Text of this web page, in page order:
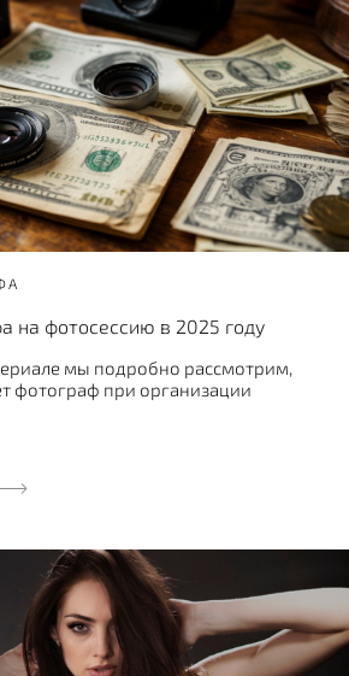
на фотосессию в 2025 году
мы подробно рассмотрим,
фотограф при организации